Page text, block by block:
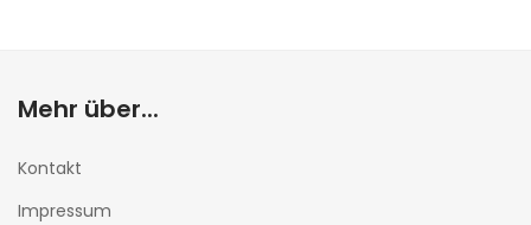
Mehr über...
Kontakt
Impressum